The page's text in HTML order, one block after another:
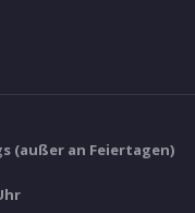
(außer an Feiertagen)